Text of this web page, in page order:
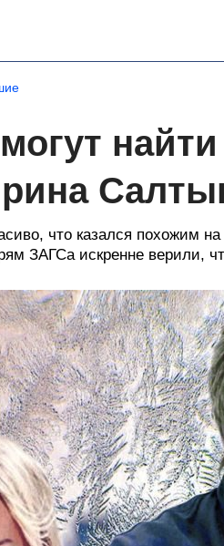
что казался похожим
ЗАГСа искренне верили,